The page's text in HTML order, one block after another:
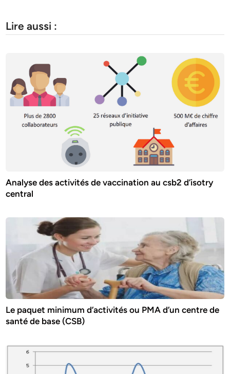
Lire aussi :
Analyse des activités de vaccination au csb2 d’isotry
central
Le paquet minimum d’activités ou PMA d’un centre de
santé de base (CSB)